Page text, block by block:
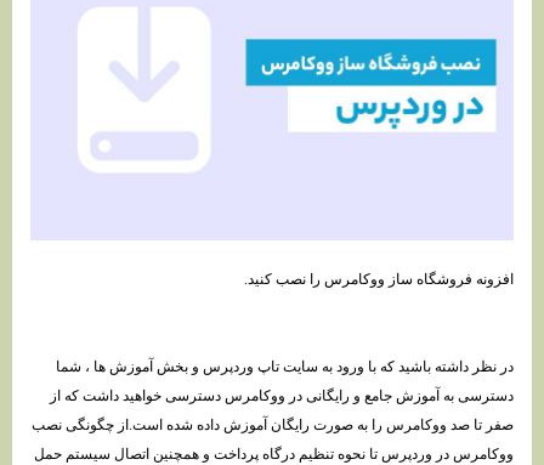
افزونه فروشگاه ساز ووکامرس را نصب کنید.
در نظر داشته باشید که با ورود به سایت تاپ وردپرس و بخش آموزش ها ، شما
دسترسی به آموزش جامع و رایگانی در ووکامرس دسترسی خواهید داشت که از
صفر تا صد ووکامرس را به صورت رایگان آموزش داده شده است.از چگونگی نصب
ووکامرس در وردپرس تا نحوه تنظیم درگاه پرداخت و همچنین اتصال سیستم حمل